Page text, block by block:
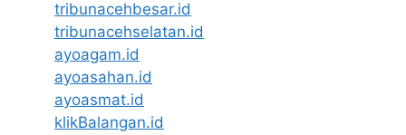
tribunacehbesar.id
tribunacehselatan.id
ayoagam.id
ayoasahan.id
ayoasmat.id
klikBalangan.id